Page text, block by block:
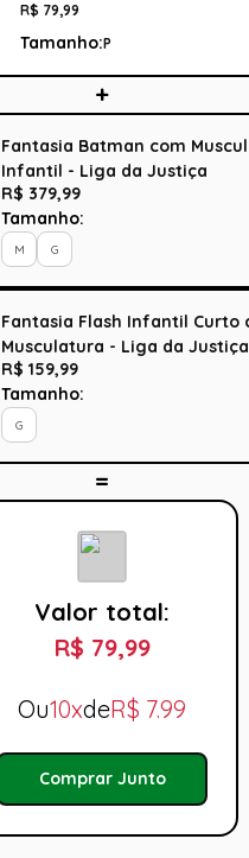
R$ 79,99
Tamanho:P
Fantasia Batman com
Infantil - Liga da Justiça
R$ 379,99
Tamanho:
M G
Fantasia Flash Infantil Curto
Musculatura - Liga da Justiça
R$ 159,99
Tamanho:
G
Valor total:
R$ 79,99
Ou10xdeR$ 7.99
Comprar Junto